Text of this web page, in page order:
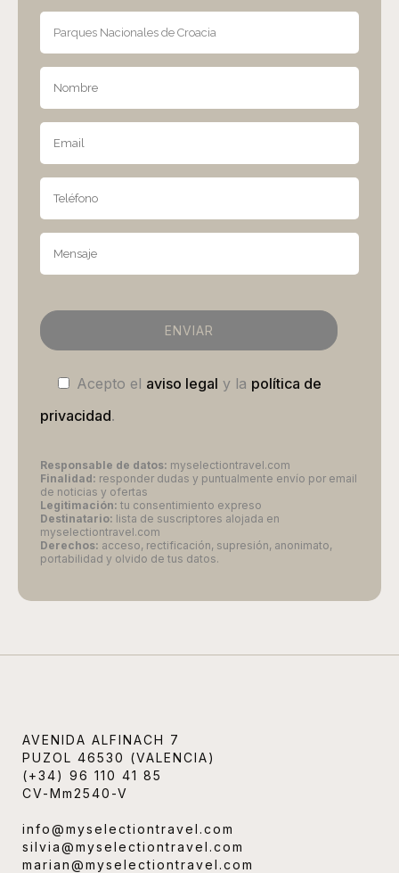
Acepto el aviso legal y la política de
privacidad.
Responsable de datos: myselectiontravel.com
Finalidad: responder dudas y puntualmente envío por email
de noticias y ofertas
Legitimación: tu consentimiento expreso
Destinatario: lista de suscriptores alojada en
myselectiontravel.com
Derechos: acceso, rectificación, supresión, anonimato,
portabilidad y olvido de tus datos.
AVENIDA ALFINACH 7
PUZOL 46530 (VALENCIA)
(+34) 96 110 41 85
CV-Mm2540-V
info@myselectiontravel.com
silvia@myselectiontravel.com
marian@myselectiontravel.com